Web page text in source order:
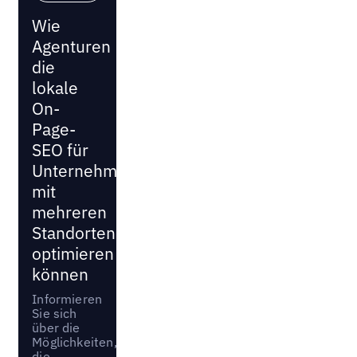
Wie
Agenturen
die
lokale
On-
Page-
SEO für
Unternehmen
mit
mehreren
Standorten
optimieren
können
Informieren
Sie sich
über die
Möglichkeiten,